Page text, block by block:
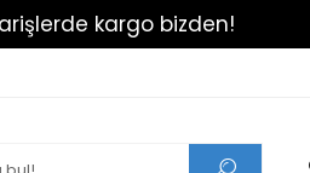
kargo bizden!